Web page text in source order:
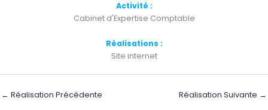
Activité :
Cabinet d'Expertise Comptable
Réalisations :
Site internet
← Réalisation Précédente Réalisation Suivante →